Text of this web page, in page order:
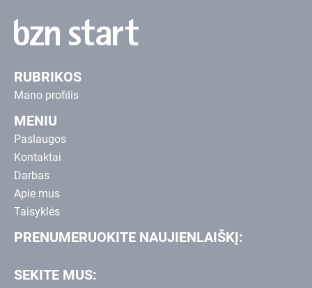
RUBRIKOS
Mano profilis
MENIU
Paslaugos
Kontaktai
Darbas
Apie mus
Taisyklės
PRENUMERUOKITE NAUJIENLAIŠKĮ:
SEKITE MUS: